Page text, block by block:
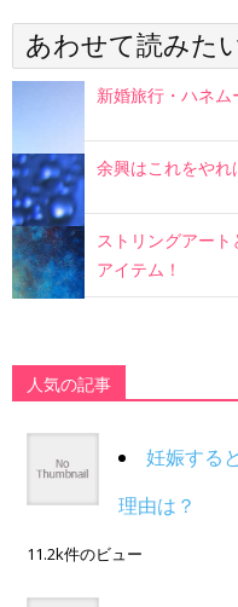
あわせて読みた
新婚旅行・ハネ
余興はこれをやれ
ストリングアー
アイテム！
人気の記事
妊娠する
理由は？
11.2k件のビュー